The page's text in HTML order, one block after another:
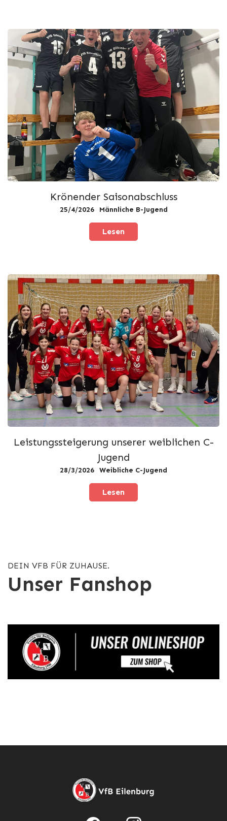
Krönender Saisonabschluss
25/4/2026 Männliche B-Jugend
Lesen
Leistungssteigerung unserer weiblichen C-
Jugend
28/3/2026 Weibliche C-Jugend
Lesen
DEIN VFB FÜR ZUHAUSE.
Unser Fanshop